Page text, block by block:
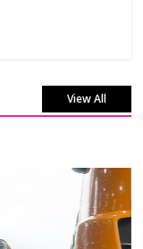
View All